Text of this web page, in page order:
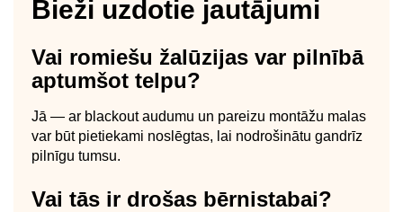
Bieži uzdotie jautājumi
Vai romiešu žalūzijas var pilnībā
aptumšot telpu?
Jā — ar blackout audumu un pareizu montāžu malas
var būt pietiekami noslēgtas, lai nodrošinātu gandrīz
pilnīgu tumsu.
Vai tās ir drošas bērnistabai?